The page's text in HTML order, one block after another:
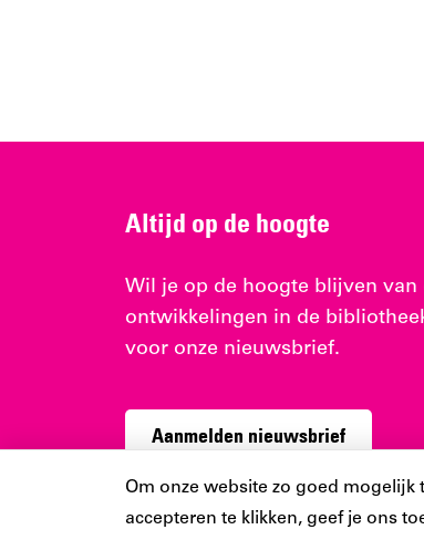
Cookiebar
Om onze website zo goed mogelijk
accepteren te klikken, geef je ons
Altijd op de hoogte
Wil je op de hoogte blijven van
ontwikkelingen in de
voor onze nieuwsbrief.
Aanmelden nieuwsbrief